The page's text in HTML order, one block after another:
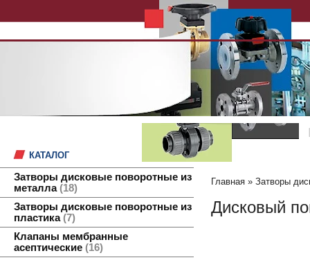
КАТАЛОГ
Затворы дисковые поворотные из
металла 18
Затворы дисковые поворотные из
пластика 7
Клапаны мембранные
асептические
16
Главная » Затворы
Дисковый